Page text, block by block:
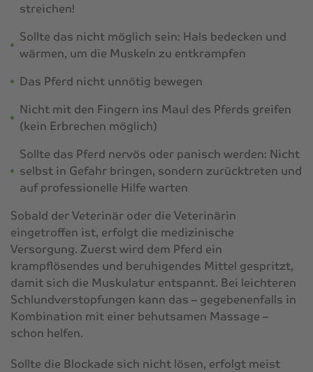
streichen!
Sollte das nicht möglich sein: Hals bedecken und
wärmen, um die Muskeln zu entkrampfen
Das Pferd nicht unnötig bewegen
Nicht mit den Fingern ins Maul des Pferds greifen
(kein Erbrechen möglich)
Sollte das Pferd nervös oder panisch werden: Nicht
selbst in Gefahr bringen, sondern zurücktreten und
auf professionelle Hilfe warten
Sobald der Veterinär oder die Veterinärin
eingetroffen ist, erfolgt die medizinische
Versorgung. Zuerst wird dem Pferd ein
krampflösendes und beruhigendes Mittel gespritzt,
damit sich die Muskulatur entspannt. Bei leichteren
Schlundverstopfungen kann das – gegebenenfalls in
Kombination mit einer behutsamen Massage –
schon helfen.
Sollte die Blockade sich nicht lösen, erfolgt meist